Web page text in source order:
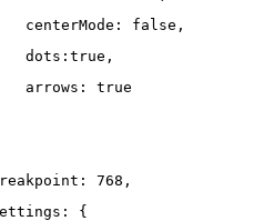
centerMode: false,
dots:true,
arrows: true
768,
{